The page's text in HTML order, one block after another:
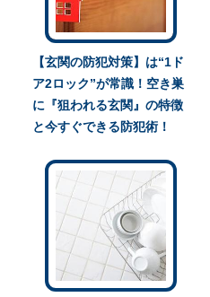
【玄関の防犯対策】は“1ド
ア2ロック”が常識！空き巣
に『狙われる玄関』の特徴
と今すぐできる防犯術！